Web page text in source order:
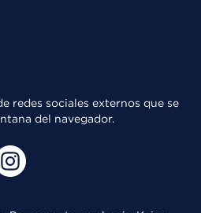
redes sociales externos que se
del navegador.